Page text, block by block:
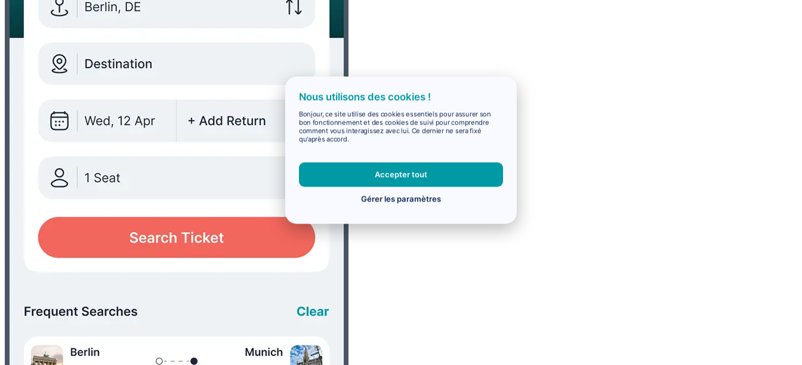
Nous utilisons des cookies !
Bonjour, ce site utilise des cookies essentiels pour assurer son
bon fonctionnement et des cookies de suivi pour comprendre
comment vous interagissez avec lui. Ce dernier ne sera fixé
qu'après accord.
Accepter tout
Gérer les paramètres